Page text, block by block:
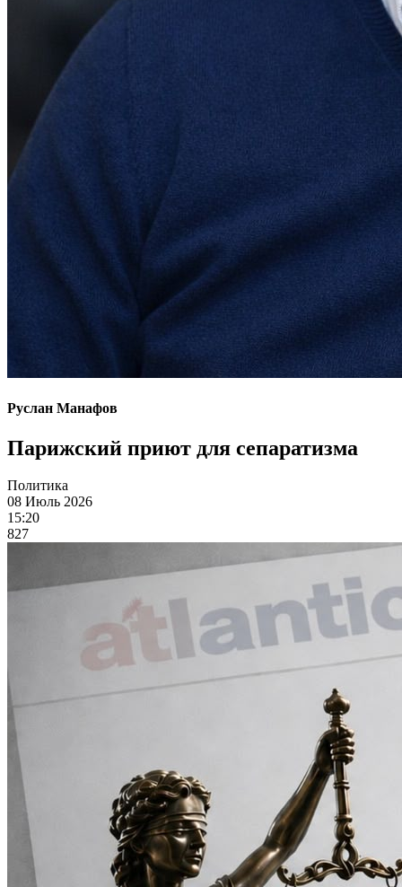
Руслан Манафов
Парижский приют для сепаратизма
Политика
08 Июль 2026
15:20
827